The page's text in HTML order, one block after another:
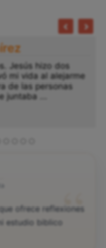
Jesús hizo dos
mi vida al alejarme
de las personas
juntaba ...
“
ofrece reflexiones
estudio biblico